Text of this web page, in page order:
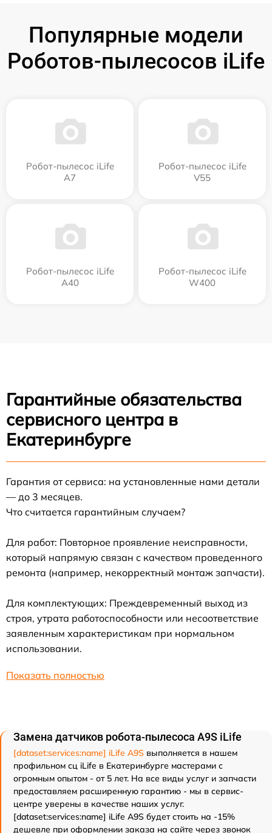
Популярные модели
Роботов-пылесосов iLife
Робот-пылесос iLife
A7
Робот-пылесос iLife
V55
Робот-пылесос iLife
A40
Робот-пылесос iLife
W400
Гарантийные обязательства
сервисного центра в
Екатеринбурге
Гарантия от сервиса: на установленные нами детали
— до 3 месяцев.
Что считается гарантийным случаем?
Для работ: Повторное проявление неисправности,
который напрямую связан с качеством проведенного
ремонта (например, некорректный монтаж запчасти).
Для комплектующих: Преждевременный выход из
строя, утрата работоспособности или несоответствие
заявленным характеристикам при нормальном
использовании.
Показать полностью
Замена датчиков робота-пылесоса A9S iLife
[dataset:services:name] iLife A9S выполняется в нашем
профильном сц iLife в Екатеринбурге мастерами с
огромным опытом - от 5 лет. На все виды услуг и запчасти
предоставляем расширенную гарантию - мы в сервис-
центре уверены в качестве наших услуг.
[dataset:services:name] iLife A9S будет стоить на -15%
дешевле при оформлении заказа на сайте через звонок